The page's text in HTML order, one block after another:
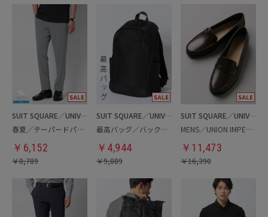
SUIT SQUARE／UNIVERSAL LANGUAGE
春夏／テーパードパンツ
￥ 6,152
￥8,789
SUIT SQUARE／UNIVERSAL LANGUAGE
最高バッグ／バックパック
￥ 4,944
￥9,889
SUIT SQUARE／UNIVERSAL LANGUAGE
MENS／UNION IMPERIAL監修／コインローファー
￥ 11,473
￥16,390